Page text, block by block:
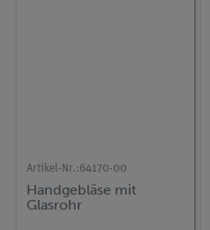
Artikel-Nr.:64170-00
Handgebläse mit
Glasrohr